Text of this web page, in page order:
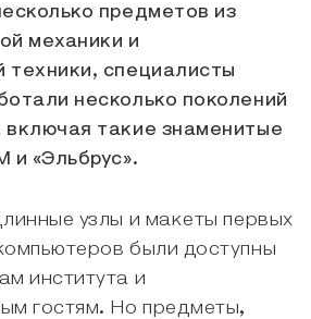
предметов из
механики и
техники, специалисты
несколько поколений
такие знаменитые
и «Эльбрус».
узлы и макеты первых
были доступны
института и
гостям. Но предметы,